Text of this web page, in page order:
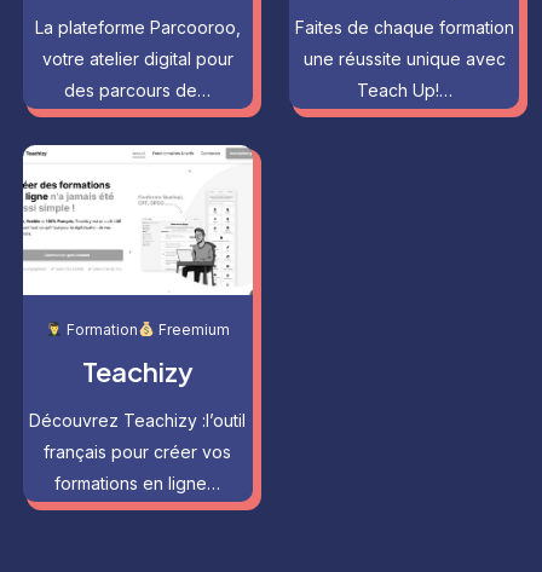
La plateforme Parcooroo,
votre atelier digital pour
des parcours de…
Faites de chaque formation
une réussite unique avec
Teach Up!…
Formation Freemium
Teachizy
Découvrez Teachizy :l’outil
français pour créer vos
formations en ligne…